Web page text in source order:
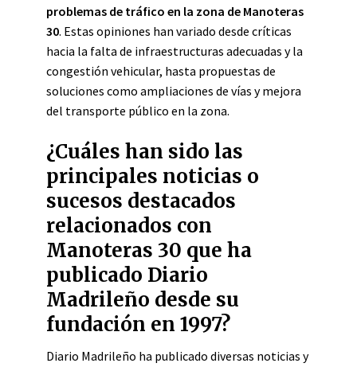
problemas de tráfico en la zona de Manoteras
30. Estas opiniones han variado desde críticas
hacia la falta de infraestructuras adecuadas y la
congestión vehicular, hasta propuestas de
soluciones como ampliaciones de vías y mejora
del transporte público en la zona.
¿Cuáles han sido las
principales noticias o
sucesos destacados
relacionados con
Manoteras 30 que ha
publicado Diario
Madrileño desde su
fundación en 1997?
Diario Madrileño ha publicado diversas noticias y